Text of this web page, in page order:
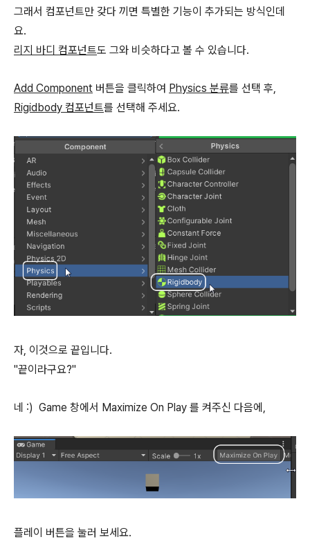
그래서 컴포넌트만 갖다 끼면 특별한 기능이 추가되는 방식인데
요.
리지 바디 컴포넌트도 그와 비슷하다고 볼 수 있습니다.
Add Component 버튼을 클릭하여 Physics 분류를 선택 후,
Rigidbody 컴포넌트를 선택해 주세요.
자, 이것으로 끝입니다.
"끝이라구요?"
네 :) Game 창에서 Maximize On Play 를 켜주신 다음에,
플레이 버튼을 눌러 보세요.